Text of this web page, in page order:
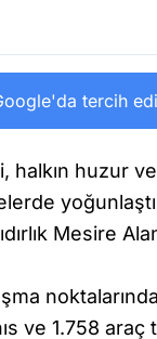
tercih
halkın huzur
Mesire
ve 1.758 araç